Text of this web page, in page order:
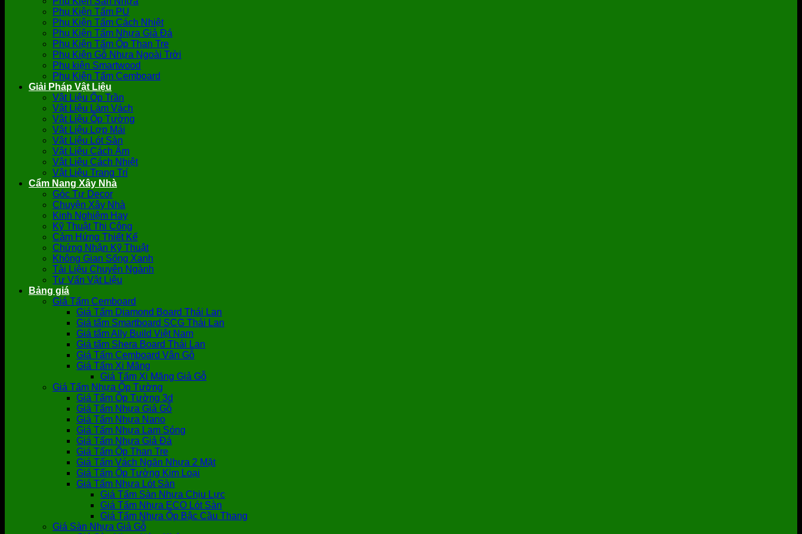
Phụ Kiện Tấm PU
Phụ Kiện Tấm Cách Nhiệt
Phụ Kiện Tấm Nhựa Giả Đá
Phụ Kiện Tấm Ốp Than Tre
Phụ Kiện Gỗ Nhựa Ngoài Trời
Phụ kiện Smartwood
Phụ Kiện Tấm Cemboard
Giải Pháp Vật Liệu
Vật Liệu Ốp Trần
Vật Liệu Làm Vách
Vật Liệu Ốp Tường
Vật Liệu Lợp Mái
Vật Liệu Lót Sàn
Vật Liệu Cách Âm
Vật Liệu Cách Nhiệt
Vật Liệu Trang Trí
Cẩm Nang Xây Nhà
Góc Tự Decor
Chuyện Xây Nhà
Kinh Nghiệm Hay
Kỹ Thuật Thi Công
Cảm Hứng Thiết Kế
Chứng Nhận Kỹ Thuật
Không Gian Sống Xanh
Tài Liệu Chuyên Ngành
Tư Vấn Vật Liệu
Bảng giá
Giá Tấm Cemboard
Giá Tấm Diamond Board Thái Lan
Giá tấm Smartboard SCG Thái Lan
Giá tấm Ally Build Việt Nam
Giá tấm Shera Board Thái Lan
Giá Tấm Cemboard Vân Gỗ
Giá Tấm Xi Măng
Giá Tấm Xi Măng Giả Gỗ
Giá Tấm Nhựa Ốp Tường
Giá Tấm Ốp Tường 3d
Giá Tấm Nhựa Giả Gỗ
Giá Tấm Nhựa Nano
Giá Tấm Nhựa Lam Sóng
Giá Tấm Nhựa Giả Đá
Giá Tấm Ốp Than Tre
Giá Tấm Vách Ngăn Nhựa 2 Mặt
Giá Tấm Ốp Tường Kim Loại
Giá Tấm Nhựa Lót Sàn
Giá Tấm Sàn Nhựa Chịu Lực
Giá Tấm Nhựa ECO Lót Sàn
Giá Tấm Nhựa Ốp Bậc Cầu Thang
Giá Sàn Nhựa Giả Gỗ